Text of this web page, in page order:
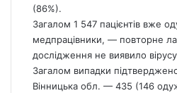
(86%).
Загалом 1 547 пацієнтів вже
медпрацівники, — повторне
дослідження не виявило вірусу
Загалом випадки
Вінницька обл. — 435 (146